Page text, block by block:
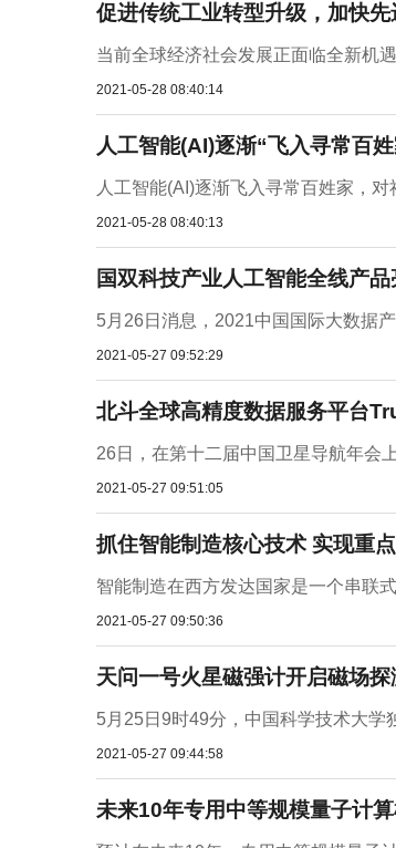
促进传统工业转型升级，加快
当前全球经济社会发展正面临全新机
2021-05-28 08:40:14
人工智能(AI)逐渐“飞入寻常百
人工智能(AI)逐渐飞入寻常百姓家，
2021-05-28 08:40:13
国双科技产业人工智能全线产
5月26日消息，2021中国国际大数据
2021-05-27 09:52:29
北斗全球高精度数据服务平台
26日，在第十二届中国卫星导航年会
2021-05-27 09:51:05
抓住智能制造核心技术 实现重
智能制造在西方发达国家是一个串联
2021-05-27 09:50:36
天问一号火星磁强计开启磁场
5月25日9时49分，中国科学技术大
2021-05-27 09:44:58
未来10年专用中等规模量子计